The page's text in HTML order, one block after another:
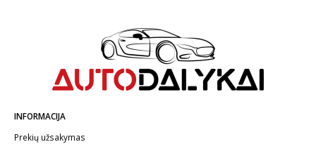
INFORMACIJA
Prekių užsakymas